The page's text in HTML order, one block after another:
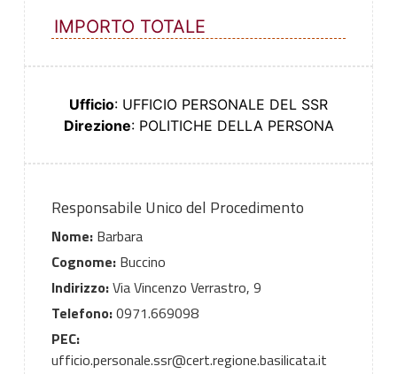
IMPORTO TOTALE
Ufficio: UFFICIO PERSONALE DEL SSR
Direzione: POLITICHE DELLA PERSONA
Responsabile Unico del Procedimento
Nome:Barbara
Cognome:Buccino
Indirizzo:Via Vincenzo Verrastro, 9
Telefono:0971.669098
PEC:
ufficio.personale.ssr@cert.regione.basilicata.it